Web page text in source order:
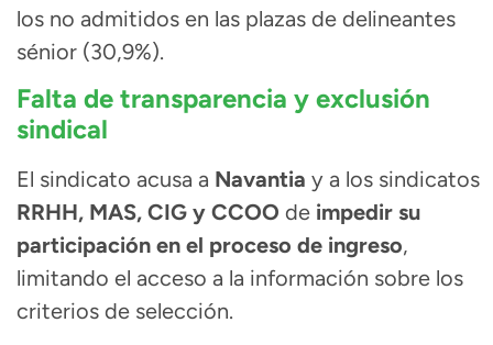
los no admitidos en las plazas de delineantes
sénior (30,9%).
Falta de transparencia y exclusión
sindical
El sindicato acusa a Navantia y a los sindicatos
RRHH, MAS, CIG y CCOO de impedir su
participación en el proceso de ingreso,
limitando el acceso a la información sobre los
criterios de selección.